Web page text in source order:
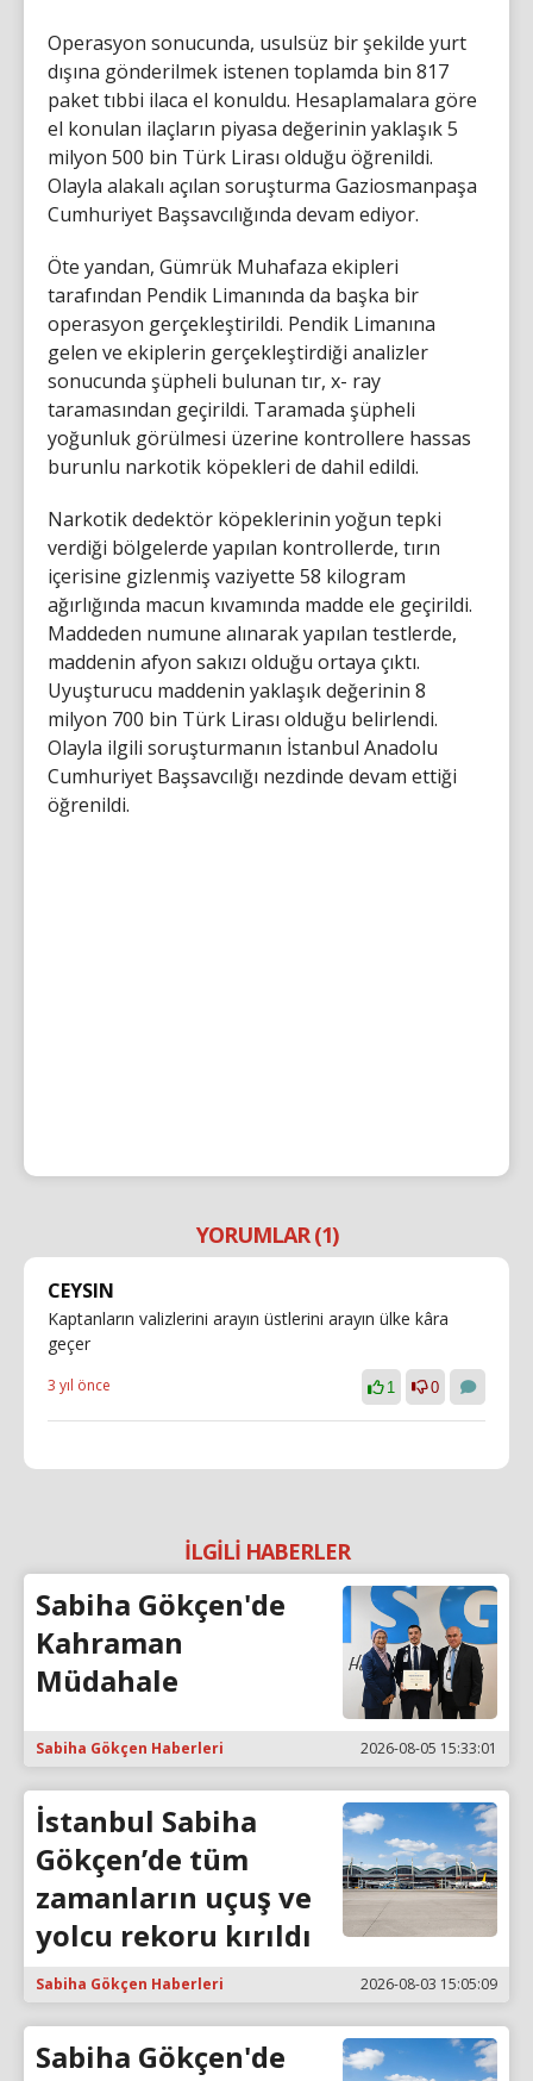
Operasyon sonucunda, usulsüz bir şekilde yurt
dışına gönderilmek istenen toplamda bin 817
paket tıbbi ilaca el konuldu. Hesaplamalara göre
el konulan ilaçların piyasa değerinin yaklaşık 5
milyon 500 bin Türk Lirası olduğu öğrenildi.
Olayla alakalı açılan soruşturma Gaziosmanpaşa
Cumhuriyet Başsavcılığında devam ediyor.
Öte yandan, Gümrük Muhafaza ekipleri
tarafından Pendik Limanında da başka bir
operasyon gerçekleştirildi. Pendik Limanına
gelen ve ekiplerin gerçekleştirdiği analizler
sonucunda şüpheli bulunan tır, x- ray
taramasından geçirildi. Taramada şüpheli
yoğunluk görülmesi üzerine kontrollere hassas
burunlu narkotik köpekleri de dahil edildi.
Narkotik dedektör köpeklerinin yoğun tepki
verdiği bölgelerde yapılan kontrollerde, tırın
içerisine gizlenmiş vaziyette 58 kilogram
ağırlığında macun kıvamında madde ele geçirildi.
Maddeden numune alınarak yapılan testlerde,
maddenin afyon sakızı olduğu ortaya çıktı.
Uyuşturucu maddenin yaklaşık değerinin 8
milyon 700 bin Türk Lirası olduğu belirlendi.
Olayla ilgili soruşturmanın İstanbul Anadolu
Cumhuriyet Başsavcılığı nezdinde devam ettiği
öğrenildi.
YORUMLAR (1)
CEYSIN
Kaptanların valizlerini arayın üstlerini arayın ülke kâra
geçer
3 yıl önce 1 0
İLGİLİ HABERLER
Sabiha Gökçen'de
Kahraman
Müdahale
Sabiha Gökçen Haberleri 2026-08-05 15:33:01
İstanbul Sabiha
Gökçen’de tüm
zamanların uçuş ve
yolcu rekoru kırıldı
Sabiha Gökçen Haberleri 2026-08-03 15:05:09
Sabiha Gökçen'de